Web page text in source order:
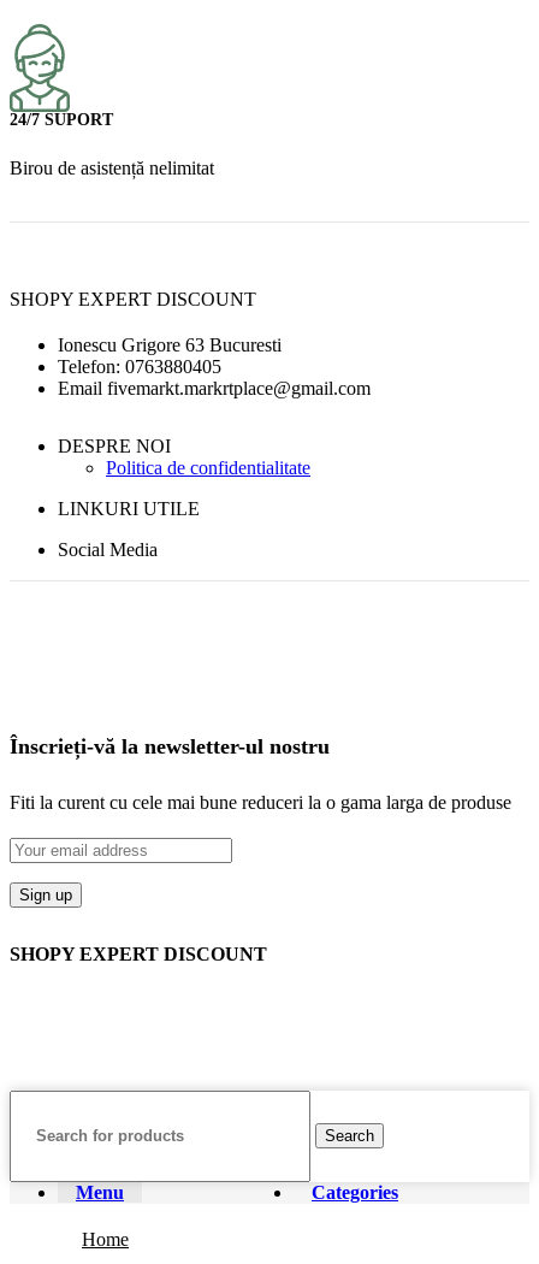
24/7 SUPORT
Birou de asistență nelimitat
SHOPY EXPERT DISCOUNT
Ionescu Grigore 63 Bucuresti
Telefon: 0763880405
Email fivemarkt.markrtplace@gmail.com
DESPRE NOI
Politica de confidentialitate
LINKURI UTILE
Social Media
Înscrieți-vă la newsletter-ul nostru
Fiti la curent cu cele mai bune reduceri la o gama larga de produse
SHOPY EXPERT DISCOUNT
Search
Menu Categories
Home